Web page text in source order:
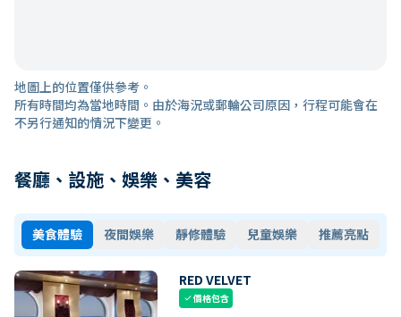
地圖上的位置僅供參考。
所有時間均為當地時間。由於海況或郵輪公司原因，行程可能會在
不另行通知的情況下變更。
餐廳、設施、娛樂、美容
美食體驗 夜間娛樂 靜修體驗 兒童娛樂 推薦亮點
RED VELVET
check價格包含